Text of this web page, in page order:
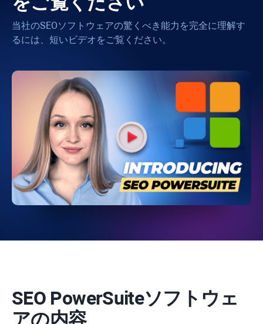
当社のSEOソフトウェアの驚くべき能力を完全に理解す
るには、短いビデオをご覧ください。
SEO PowerSuiteソフトウェ
アの内容